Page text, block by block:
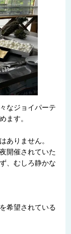
なジョイパーテ
ます。
ありません。
開催されていた
、むしろ静かな
希望されている